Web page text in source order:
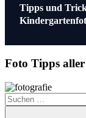
Vorheriger
Beitrag:
Tipps und
Foto Tipps
Suchen
nach: